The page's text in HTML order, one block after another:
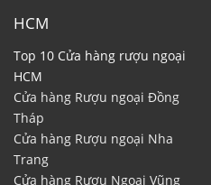
HCM
Top 10 Cửa hàng rượu ngoại
HCM
Cửa hàng Rượu ngoại Đồng
Tháp
Cửa hàng Rượu ngoại Nha
Trang
Cửa hàng Rượu Ngoại Vũng